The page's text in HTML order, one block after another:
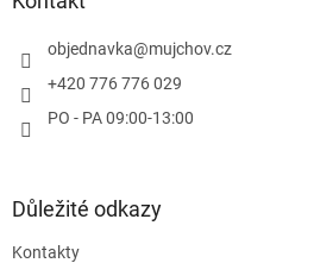
objednavka@mujchov.cz
+420 776 776 029
PO - PA 09:00-13:00
Důležité odkazy
Kontakty